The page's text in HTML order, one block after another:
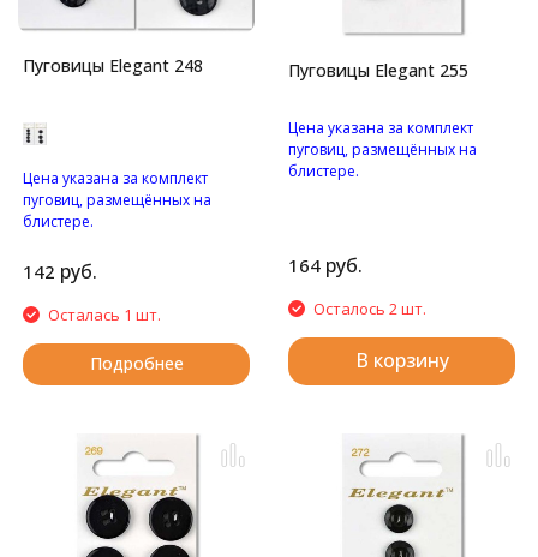
Пуговицы Elegant 248
Цена указана за комплект
пуговиц, размещённых на
блистере.
отверстиями.
142 руб.
Осталась 1 шт.
Подробнее
Пуговицы Elegant 255
Цена указана за комплект
пуговиц, размещённых на
блистере.
164 руб.
Осталось 2 шт.
В корзину